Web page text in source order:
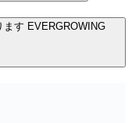
す EVERGROWING